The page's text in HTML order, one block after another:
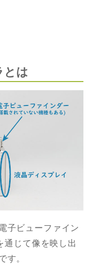
とは
子ビューファイン
通じて像を映し出
す。